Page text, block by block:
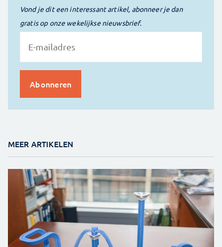
Vond je dit een interessant artikel, abonneer je dan
gratis op onze wekelijkse nieuwsbrief.
MEER ARTIKELEN